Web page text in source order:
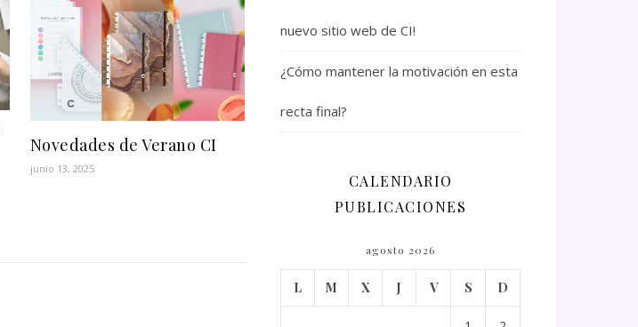
Novedades de Verano CI
junio 13, 2025
nuevo sitio web de CI!
¿Cómo mantener la motivación en esta
recta final?
CALENDARIO
PUBLICACIONES
agosto 2026
L M X J V S D